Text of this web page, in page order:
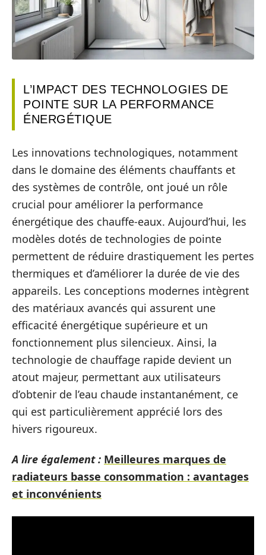
L’IMPACT DES TECHNOLOGIES DE
POINTE SUR LA PERFORMANCE
ÉNERGÉTIQUE
Les innovations technologiques, notamment
dans le domaine des éléments chauffants et
des systèmes de contrôle, ont joué un rôle
crucial pour améliorer la performance
énergétique des chauffe-eaux. Aujourd’hui, les
modèles dotés de technologies de pointe
permettent de réduire drastiquement les pertes
thermiques et d’améliorer la durée de vie des
appareils. Les conceptions modernes intègrent
des matériaux avancés qui assurent une
efficacité énergétique supérieure et un
fonctionnement plus silencieux. Ainsi, la
technologie de chauffage rapide devient un
atout majeur, permettant aux utilisateurs
d’obtenir de l’eau chaude instantanément, ce
qui est particulièrement apprécié lors des
hivers rigoureux.
A lire également : Meilleures marques de
radiateurs basse consommation : avantages
et inconvénients